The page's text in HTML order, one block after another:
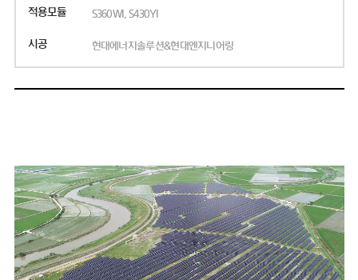
적용모듈 S360WI, S430YI
시공 현대에너지솔루션&현대엔지니어링